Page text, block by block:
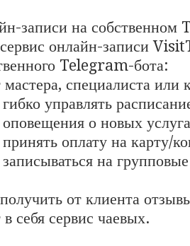
записи на собственном
онлайн-записи
Telegram-бота:
специалиста или
управлять
о новых
оплату на карту/
на
от клиента
себя сервис чаевых.